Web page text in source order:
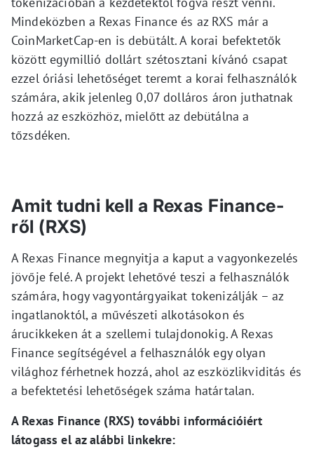
Mindeközben a Rexas Finance és az RXS már a
CoinMarketCap-en is debütált. A korai befektetők
között egymillió dollárt szétosztani kívánó csapat
ezzel óriási lehetőséget teremt a korai felhasználók
számára, akik jelenleg 0,07 dolláros áron juthatnak
hozzá az eszközhöz, mielőtt az debütálna a
tőzsdéken.
Amit tudni kell a Rexas Finance-
ről (RXS)
A Rexas Finance megnyitja a kaput a vagyonkezelés
jövője felé. A projekt lehetővé teszi a felhasználók
számára, hogy vagyontárgyaikat tokenizálják – az
ingatlanoktól, a művészeti alkotásokon és
árucikkeken át a szellemi tulajdonokig. A Rexas
Finance segítségével a felhasználók egy olyan
világhoz férhetnek hozzá, ahol az eszközlikviditás és
a befektetési lehetőségek száma határtalan.
A Rexas Finance (RXS) további információiért
látogass el az alábbi linkekre: